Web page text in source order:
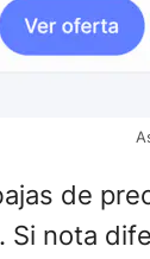
de
nota